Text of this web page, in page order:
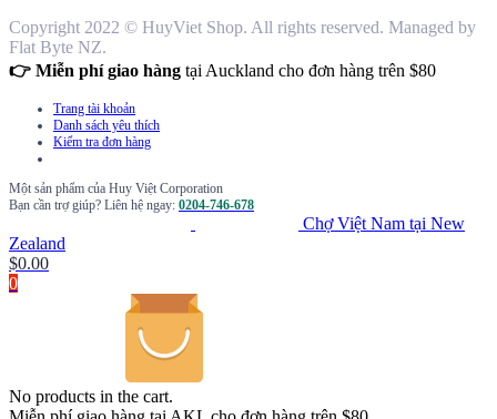
Copyright 2022 © HuyViet Shop. All rights reserved. Managed by
Flat Byte NZ.
👉 Miễn phí giao hàng tại Auckland cho đơn hàng trên $80
Trang tài khoản
Danh sách yêu thích
Kiểm tra đơn hàng
Một sản phẩm của Huy Việt Corporation
Bạn cần trợ giúp? Liên hệ ngay: 0204-746-678
Chợ Việt Nam tại New
Zealand
$0.00
0
No products in the cart.